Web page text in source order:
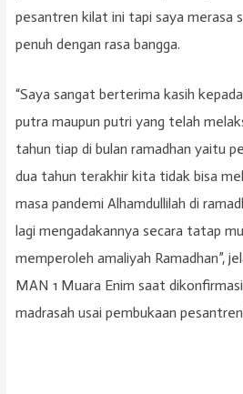
pesantren kilat ini tapi saya merasa
penuh dengan rasa bangga.
“Saya sangat berterima kasih
putra maupun putri yang telah
tahun tiap di bulan ramadhan yaitu
dua tahun terakhir kita tidak bisa
masa pandemi Alhamdullilah di
lagi mengadakannya secara tatap
memperoleh amaliyah Ramadhan”,
MAN 1 Muara Enim saat
madrasah usai pembukaan